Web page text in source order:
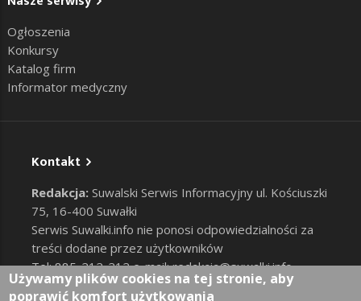
Ogłoszenia
Konkursy
Katalog firm
Informator medyczny
Kontakt
Redakcja: Suwalski Serwis Informacyjny ul. Kościuszki
75, 16-400 Suwałki
Serwis Suwalki.info nie ponosi odpowiedzialności za
treści dodane przez użytkowników
Tel: 885-212-212 e-mail:redakcja@suwalki.info,
reklama@suwalki.info
Używamy plików cookies na tej stronie, aby
poprawić komfort użytkowania